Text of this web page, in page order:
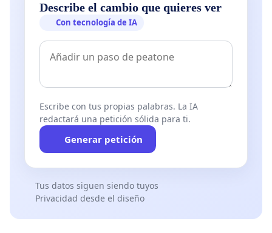
Describe el cambio que quieres ver
Con tecnología de IA
Escribe con tus propias palabras. La IA
redactará una petición sólida para ti.
Generar petición
Tus datos siguen siendo tuyos
Privacidad desde el diseño